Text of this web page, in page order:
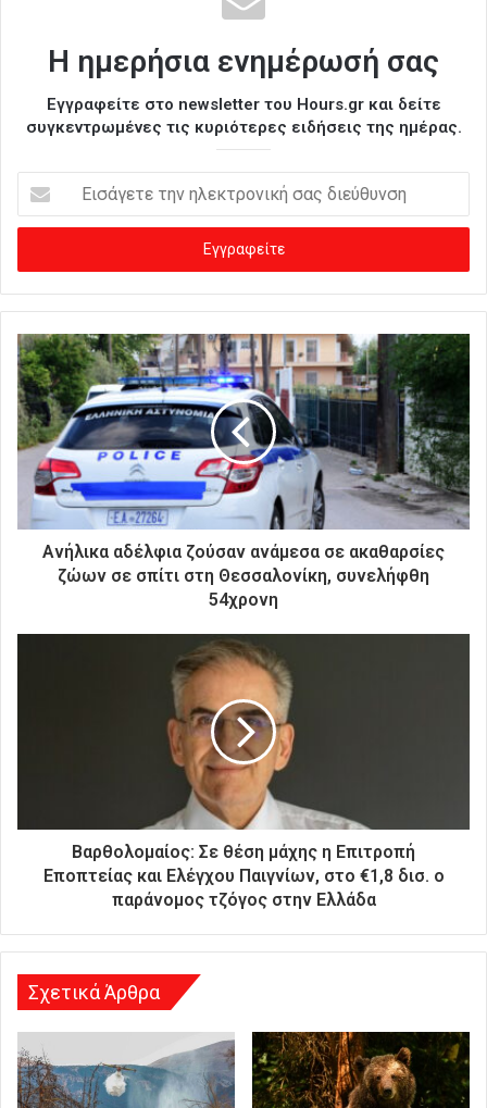
Η ημερήσια ενημέρωσή σας
Εγγραφείτε στο newsletter του Hours.gr και δείτε
συγκεντρωμένες τις κυριότερες ειδήσεις της ημέρας.
σ
γ
ε
ε
τ
η
ν
η
λ
τ
η
Ανήλικα αδέλφια ζούσαν ανάμεσα σε ακαθαρσίες
ζώων σε σπίτι στη Θεσσαλονίκη, συνελήφθη
54χρονη
Βαρθολομαίος: Σε θέση μάχης η Επιτροπή
Εποπτείας και Ελέγχου Παιγνίων, στο €1,8 δισ. ο
παράνομος τζόγος στην Ελλάδα
Σχετικά Άρθρα